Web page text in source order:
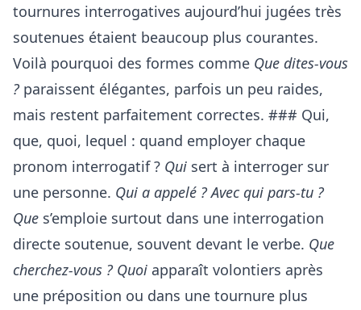
tournures interrogatives aujourd’hui jugées très
soutenues étaient beaucoup plus courantes.
Voilà pourquoi des formes comme Que dites-vous
? paraissent élégantes, parfois un peu raides,
mais restent parfaitement correctes. ### Qui,
que, quoi, lequel : quand employer chaque
pronom interrogatif ? Qui sert à interroger sur
une personne. Qui a appelé ? Avec qui pars-tu ?
Que s’emploie surtout dans une interrogation
directe soutenue, souvent devant le verbe. Que
cherchez-vous ? Quoi apparaît volontiers après
une préposition ou dans une tournure plus